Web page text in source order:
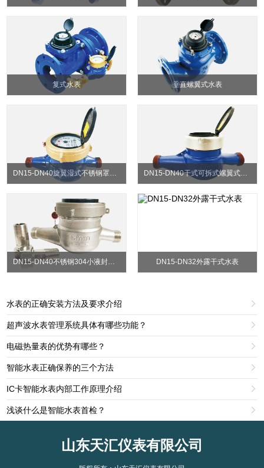
复式水表 垂直螺翼式水表
DN15-DN40旋翼湿式不锈钢罩头水表 DN15-DN40干式可拆式螺翼式水表
DN15-DN40不锈钢304小液封水表 DN15-DN32外露干式水表
水表的正确安装方法及要求介绍 
超声波水表管理系统具体有哪些功能？ 
电磁热量表的优势有哪些？ 
智能水表正确保养的三个方法 
IC卡智能水表内部工作原理介绍 
浅谈什么是智能水表首检？ 
山东天汇仪表有限公司